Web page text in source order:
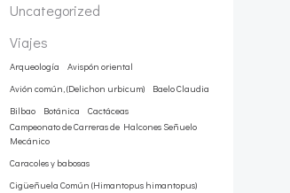
Uncategorized
Viajes
Arqueología
Avispón oriental
Avión común, (Delichon urbicum)
Baelo Claudia
Bilbao
Botánica
Cactáceas
Campeonato de Carreras de Halcones Señuelo
Mecánico
Caracoles y babosas
Cigüeñuela Común (Himantopus himantopus)